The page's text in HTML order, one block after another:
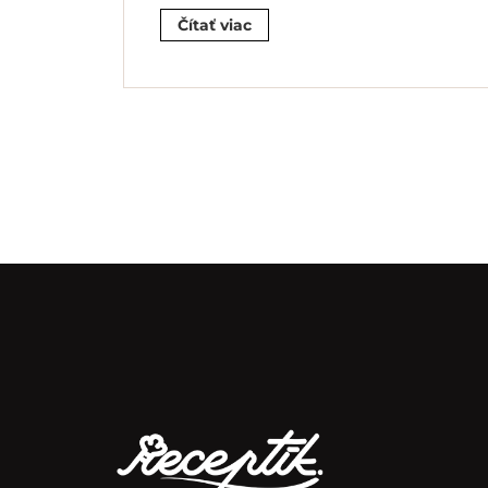
Čítať viac